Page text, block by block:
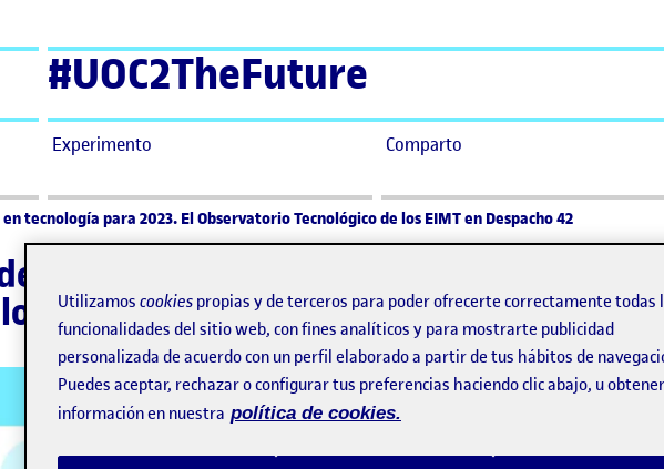
#UOC2TheFuture
Experimento Comparto
tecnología para 2023. El Observatorio Tecnológico de los EIMT en Despacho 42
en tecnología para 2023. El
EIMT en Despacho 42
Utilizamos cookies propias y de terceros para poder ofrecerte correctamente todas
funcionalidades del sitio web, con fines analíticos y para mostrarte publicidad
personalizada de acuerdo con un perfil elaborado a partir de tus hábitos de
Puedes aceptar, rechazar o configurar tus preferencias haciendo clic abajo, u
información en nuestra política de cookies.